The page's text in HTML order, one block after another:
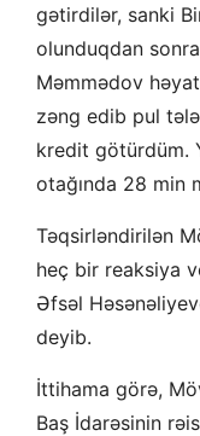
gətirdilər, sanki
olunduqdan
Məmmədov
zəng edib pul
kredit götürdüm.
otağında 28 min
Təqsirləndirilən
heç bir reaksiya
Əfsəl
deyib.
İttihama görə,
Baş İdarəsinin